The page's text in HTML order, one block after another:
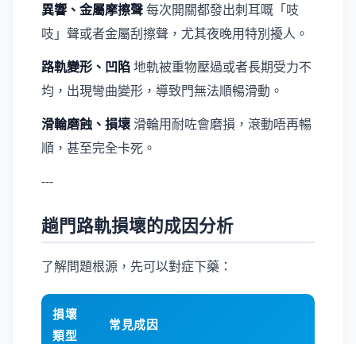
異響、金屬摩擦聲每次開關都發出刺耳嘅「吱
吱」聲或者金屬刮擦聲，尤其夜晚用特別擾人。
路軌變形、凹陷地軌被重物壓過或者長期受力不
均，出現彎曲變形，導致門無法順暢滑動。
滑輪磨蝕、損壞滑輪用耐咗會磨損，滾動唔再暢
順，甚至完全卡死。
---
趟門路軌損壞的成因分析
了解問題根源，先可以對症下藥：
損壞
類型
常見成因